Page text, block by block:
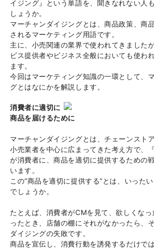
イジング』という単語を、聞きなれない人
しょうか。
マーチャンダイジングとは、商品政策、商
されるマーケティング用語です。
主に、小売関連の業界で使われてきました
ビス提供者やビジネス全般においても使わ
ます。
今回はマーケティング知識の一環として、
グとはなにかを解説します。
消費者に適切に
商品を届けるために
マーチャンダイジングとは、チェーンスト
小売業者を中心に広まってきた考え方で、
が消費者に、商品を適切に提供するための
います。
この“商品を適切に提供する”とは、いった
でしょうか。
たとえば、消費者がCMを見て、欲しくな
ったとき、店舗の棚にそれがなかったら、
ダイジングの失敗です。
商品を宣伝し、消費行動を誘発するだけで